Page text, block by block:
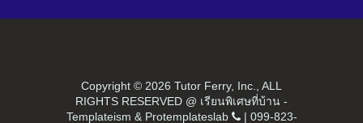
Copyright © 2026 Tutor Ferry, Inc., ALL
RIGHTS RESERVED @ เรียนพิเศษที่บ้าน -
Templateism & Protemplateslab | 099-823-